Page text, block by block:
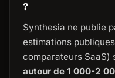
?
Synthesia ne publie
estimations
comparateurs SaaS)
autour de 1 000-2